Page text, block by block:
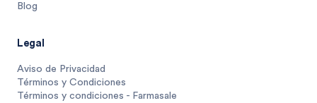
Blog
Legal
Aviso de Privacidad
Términos y Condiciones
Términos y condiciones - Farmasale